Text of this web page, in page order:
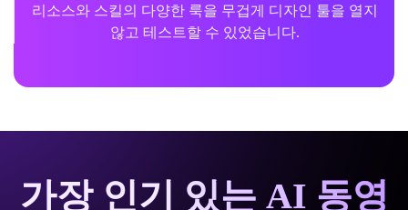
리소스와 스킬의 다양한 룩을 무겁게 디자인 툴을 열지
않고 테스트할 수 있었습니다.
가장 인기 있는 AI 동영